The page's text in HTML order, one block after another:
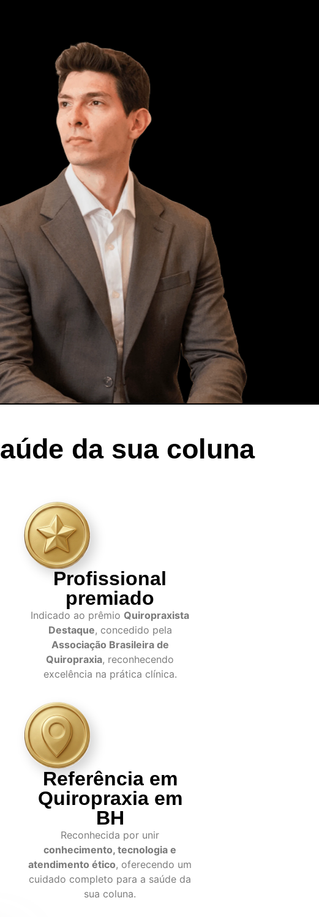
da sua coluna
Profissional
premiado
Indicado ao prêmio Quiropraxista
Destaque, concedido pela
Associação Brasileira de
Quiropraxia, reconhecendo
excelência na prática clínica.
Referência em
Quiropraxia em
BH
Reconhecida por unir
conhecimento, tecnologia e
atendimento ético, oferecendo um
cuidado completo para a saúde da
sua coluna.